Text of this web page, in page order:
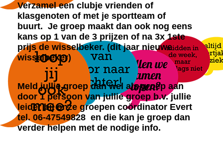
Verzamel een clubje vrienden of
klasgenoten of met je sportteam of
buurt. Je groep maakt dan ook nog eens
kans op 1 van de 3 prijzen of na 3x 1ste
prijs de wisselbeker. (dit jaar nieuwe
wisselbeker)
Meld jullie groep dan wel als groep aan
door 1 persoon van jullie groep b.v. jullie
leider bij onze groepen coördinator Evert
tel. 06-47549828 en die kan je groep dan
verder helpen met de nodige info.